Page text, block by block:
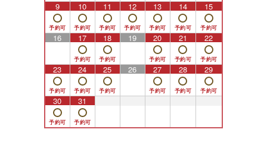
9 10 11 12 13 14 15
16 17 18 19 20 21 22
23 24 25 26 27 28 29
30 31